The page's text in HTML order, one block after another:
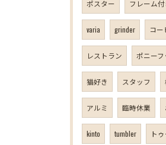
ポスター フレーム付
varia grinder コー
レストラン ポニーフ
猫好き スタッフ
アルミ 臨時休業
kinto tumbler ト